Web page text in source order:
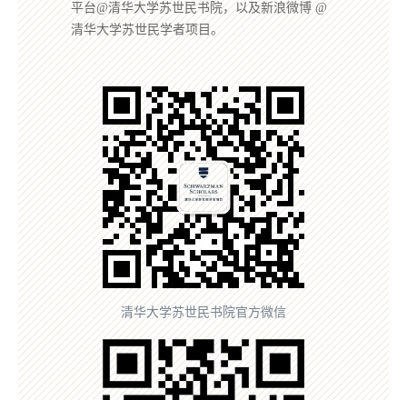
平台@清华大学苏世民书院，以及新浪微博 @
清华大学苏世民学者项目。
清华大学苏世民书院官方微信